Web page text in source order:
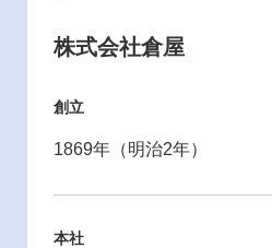
株式会社倉屋
創立
1869年（明治2年）
本社